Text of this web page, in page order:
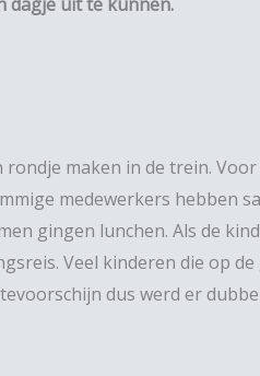
maken in de trein.
medewerkers hebben
gingen lunchen. Als de
Veel kinderen die op
dus werd er